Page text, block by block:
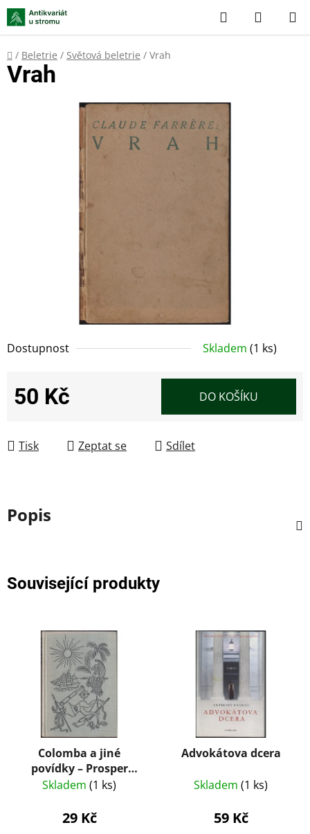
Přejít
na
obsah
Hledat
KOŠÍK
Domů
/ Beletrie / Světová beletrie / Vrah
Dostupnost Skladem (1 ks)
50 Kč DO KOŠÍKU
Tisk Zeptat se Sdílet
Vrah
Popis
Související produkty
Colomba a jiné
povídky – Prosper
Mérimée (1959)
Skladem (1 ks)
29 Kč
Advokátova dcera
Skladem (1 ks)
59 Kč